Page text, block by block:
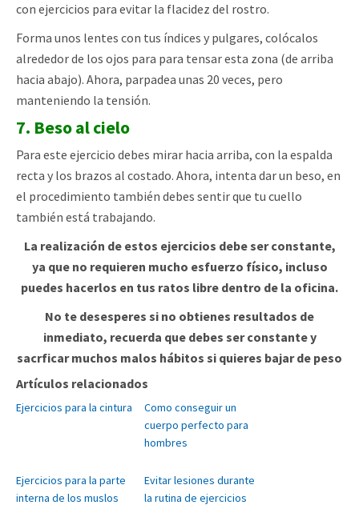
con ejercicios para evitar la flacidez del rostro.
Forma unos lentes con tus índices y pulgares, colócalos
alrededor de los ojos para para tensar esta zona (de arriba
hacia abajo). Ahora, parpadea unas 20 veces, pero
manteniendo la tensión.
7. Beso al cielo
Para este ejercicio debes mirar hacia arriba, con la espalda
recta y los brazos al costado. Ahora, intenta dar un beso, en
el procedimiento también debes sentir que tu cuello
también está trabajando.
La realización de estos ejercicios debe ser constante,
ya que no requieren mucho esfuerzo físico, incluso
puedes hacerlos en tus ratos libre dentro de la oficina.
No te desesperes si no obtienes resultados de
inmediato, recuerda que debes ser constante y
sacrficar muchos malos hábitos si quieres bajar de peso
Artículos relacionados
Ejercicios para la cintura
Como conseguir un
cuerpo perfecto para
hombres
Ejercicios para la parte
interna de los muslos
Evitar lesiones durante
la rutina de ejercicios